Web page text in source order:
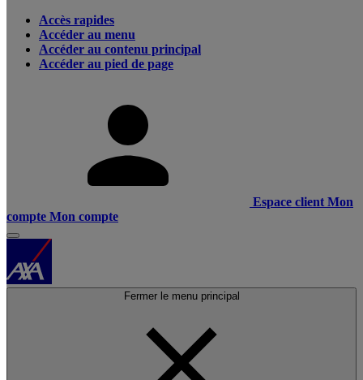
Accès rapides
Accéder au menu
Accéder au contenu principal
Accéder au pied de page
Espace client Mon
compte Mon compte
Fermer le menu principal